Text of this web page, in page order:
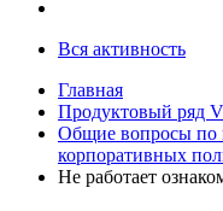
Вся активность
Главная
Продуктовый ряд
Общие вопросы по
корпоративных
Не работает